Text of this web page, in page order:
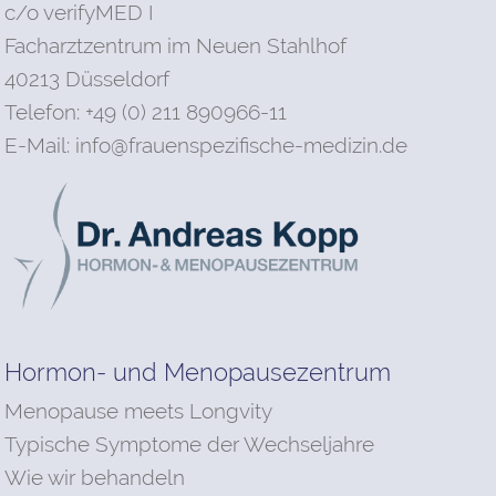
c/o verifyMED I
Facharztzentrum im Neuen Stahlhof
40213 Düsseldorf
Telefon: +49 (0) 211 890966-11
E-Mail: info@frauenspezifische-medizin.de
Hormon- und Menopausezentrum
Menopause meets Longvity
Typische Symptome der Wechseljahre
Wie wir behandeln